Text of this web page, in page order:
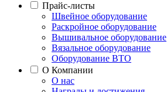
Прайс-листы
Швейное оборудование
Раскройное оборудование
Вышивальное оборудование
Вязальное оборудование
Оборудование ВТО
О Компании
О нас